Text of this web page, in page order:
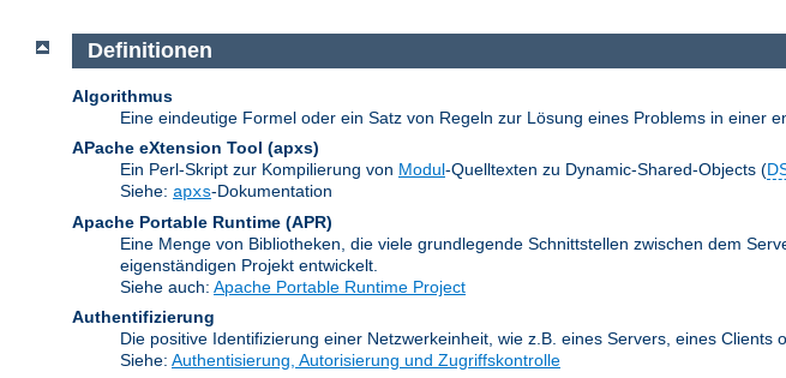
Definitionen
Algorithmus
Eine eindeutige Formel oder ein Satz von Regeln zur Lösung eines Problems in einer
APache eXtension Tool (apxs)
Ein Perl-Skript zur Kompilierung von Modul-Quelltexten zu Dynamic-Shared-Objects (
Siehe: apxs-Dokumentation
Apache Portable Runtime (APR)
Eine Menge von Bibliotheken, die viele grundlegende Schnittstellen zwischen dem
eigenständigen Projekt entwickelt.
Siehe auch: Apache Portable Runtime Project
Authentifizierung
Die positive Identifizierung einer Netzwerkeinheit, wie z.B. eines Servers, eines Clients
Siehe: Authentisierung, Autorisierung und Zugriffskontrolle